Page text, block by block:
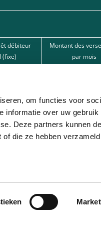
om functies voor
informatie over uw gebruik
Deze partners kunnen
die ze hebben
débiteur
(fixe)
Montant des
par mois
de crédit (agent à
Cette option est réservée